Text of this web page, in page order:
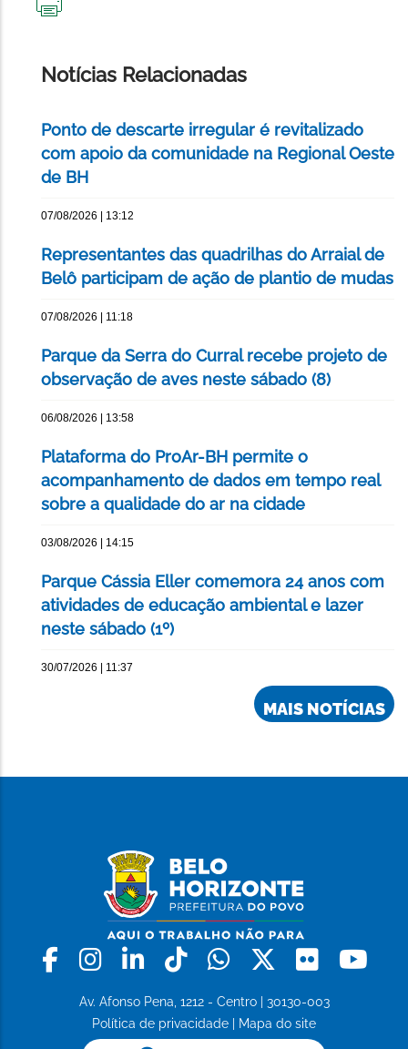
Notícias Relacionadas
Ponto de descarte irregular é revitalizado
com apoio da comunidade na Regional Oeste
de BH
07/08/2026 | 13:12
Representantes das quadrilhas do Arraial de
Belô participam de ação de plantio de mudas
07/08/2026 | 11:18
Parque da Serra do Curral recebe projeto de
observação de aves neste sábado (8)
06/08/2026 | 13:58
Plataforma do ProAr-BH permite o
acompanhamento de dados em tempo real
sobre a qualidade do ar na cidade
03/08/2026 | 14:15
Parque Cássia Eller comemora 24 anos com
atividades de educação ambiental e lazer
neste sábado (1º)
30/07/2026 | 11:37
MAIS NOTÍCIAS
Facebook
Instagram
LinkedinTiktokWhatsapp
X Flickr
Av. Afonso Pena, 1212 - Centro | 30130-003
Política de privacidade
Mapa do site